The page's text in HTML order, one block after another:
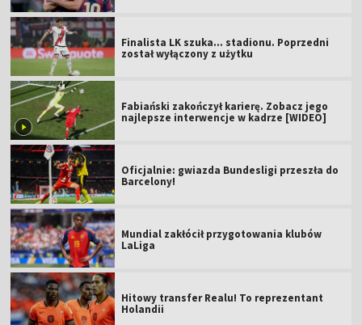
Finalista LK szuka... stadionu. Poprzedni
został wyłączony z użytku
Fabiański zakończył karierę. Zobacz jego
najlepsze interwencje w kadrze [WIDEO]
Oficjalnie: gwiazda Bundesligi przeszła do
Barcelony!
Mundial zakłócił przygotowania klubów
LaLiga
Hitowy transfer Realu! To reprezentant
Holandii